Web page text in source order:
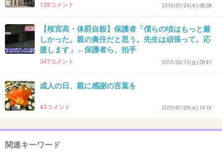
39. 匿名 2013/01/26(土) 12:01:46
へー こんなのあるんだー
ちょっと興味あるかも
やっている人は役者さんなの。
128コメント 2013/01/24(木) 08:04
【桜宮高・体罰自殺】保護者「僕らの頃はもっと厳
しかった。親の責任だと思う。先生は頑張って。応
援します」→保護者ら、拍手
347コメント 2013/02/15(金) 09:41
成人の日、親に感謝の言葉を
43コメント 2013/01/29(火) 14:13
関連キーワード